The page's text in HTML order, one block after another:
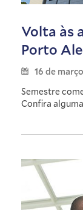
Volta às
Porto
16 de
Semestre
Confira